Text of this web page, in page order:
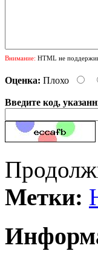
Внимание: HTML не
Оценка: Плохо
Введите код,
Метки: